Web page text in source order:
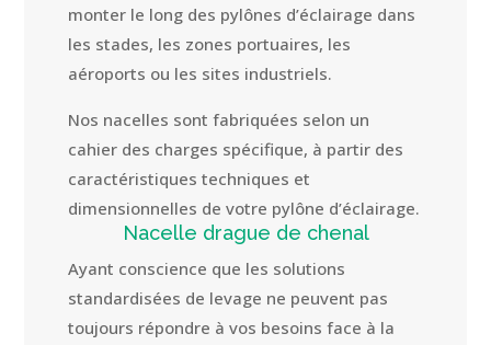
monter le long des pylônes d’éclairage dans
les stades, les zones portuaires, les
aéroports ou les sites industriels.
Nos nacelles sont fabriquées selon un
cahier des charges spécifique, à partir des
caractéristiques techniques et
dimensionnelles de votre pylône d’éclairage.
Nacelle drague de chenal
Ayant conscience que les solutions
standardisées de levage ne peuvent pas
toujours répondre à vos besoins face à la